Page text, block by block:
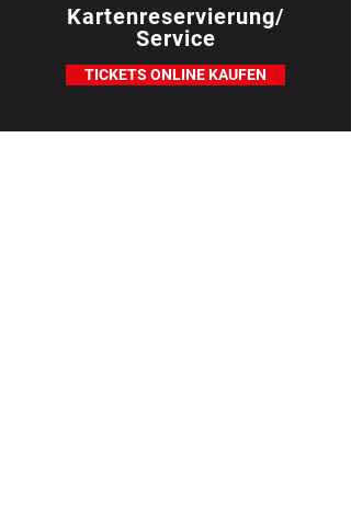
Kartenreservierung/
Service
TICKETS ONLINE KAUFEN